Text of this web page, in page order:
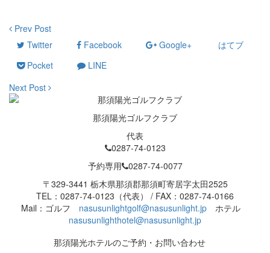
Prev Post
Twitter
Facebook Google+
はてブ
Pocket
LINE
Next Post
那須陽光ゴルフクラブ
代表
0287-74-0123
予約専用 0287-74-0077
〒329-3441 栃木県那須郡那須町寄居字太田2525
TEL：0287-74-0123（代表） / FAX：0287-74-0166
Mail：ゴルフ nasusunlightgolf@nasusunlight.jp ホテル
nasusunlighthotel@nasusunlight.jp
那須陽光ホテルのご予約・お問い合わせ